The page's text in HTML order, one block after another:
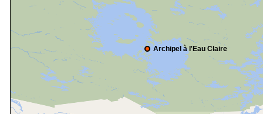
Archipel à l'Eau Claire